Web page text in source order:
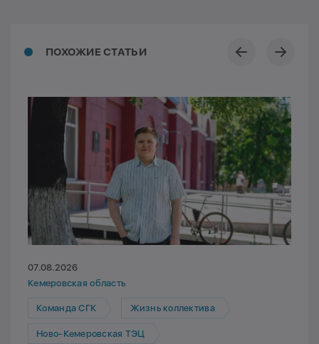
ПОХОЖИЕ СТАТЬИ
07.08.2026
Кемеровская область
Команда СГК Жизнь коллектива
Ново-Кемеровская ТЭЦ